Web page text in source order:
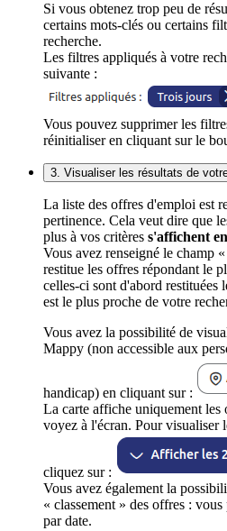
Si vous obtenez trop peu de
certains mots-clés ou certains
recherche.
Les filtres appliqués à votre
suivante :
Vous pouvez supprimer les
réinitialiser en cliquant sur le
3. Visualiser les résultats de
La liste des offres d'emploi est
pertinence. Cela veut dire que
plus à vos critères s'affichent
Vous avez renseigné le champ
restitue les offres répondant le
celles-ci sont d'abord restituées
est le plus proche de votre
Vous avez la possibilité de
Mappy (non accessible aux
handicap) en cliquant sur :
La carte affiche uniquement
voyez à l'écran. Pour visualiser
cliquez sur :
Vous avez également la
« classement » des offres :
par date.